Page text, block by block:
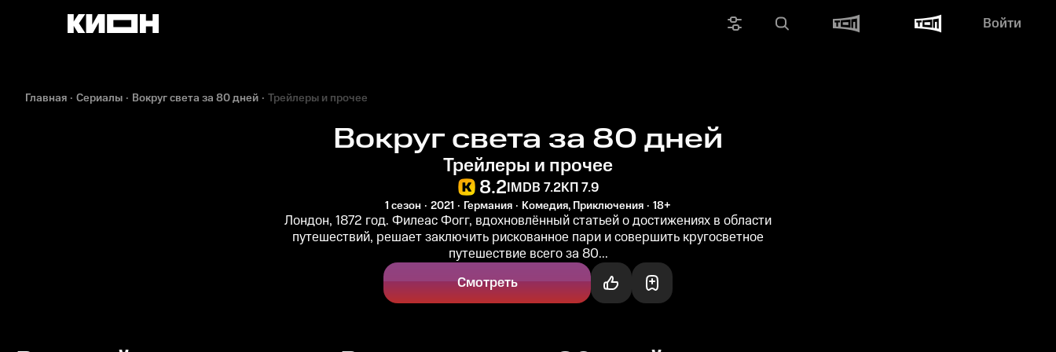
Войти
Главная Сериалы Вокруг света за 80 дней Трейлеры и прочее
Вокруг света за 80 дней
Трейлеры и прочее
8.2IMDB 7.2КП 7.9
1 сезон 2021 Германия Комедия, Приключения 18+
Лондон, 1872 год. Филеас Фогг, вдохновлённый статьей о достижениях в области
путешествий, решает заключить рискованное пари и совершить кругосветное
путешествие всего за 80...
Смотреть